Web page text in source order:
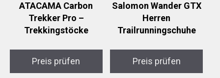
ATACAMA Carbon
Trekker Pro –
Trekkingstöcke
Preis prüfen
Salomon Wander GTX
Herren
Trailrunningschuhe
Preis prüfen